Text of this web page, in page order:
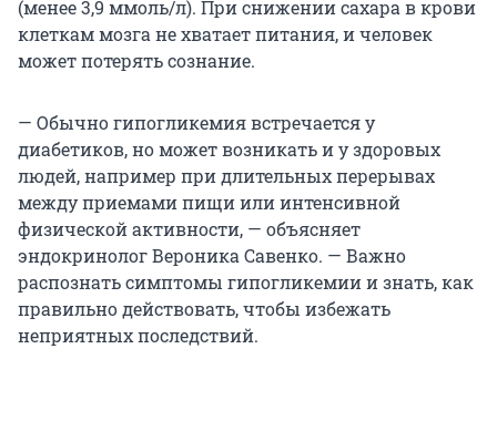
(менее 3,9 ммоль/л). При снижении сахара в крови
клеткам мозга не хватает питания, и человек
может потерять сознание.
— Обычно гипогликемия встречается у
диабетиков, но может возникать и у здоровых
людей, например при длительных перерывах
между приемами пищи или интенсивной
физической активности, — объясняет
эндокринолог Вероника Савенко. — Важно
распознать симптомы гипогликемии и знать, как
правильно действовать, чтобы избежать
неприятных последствий.